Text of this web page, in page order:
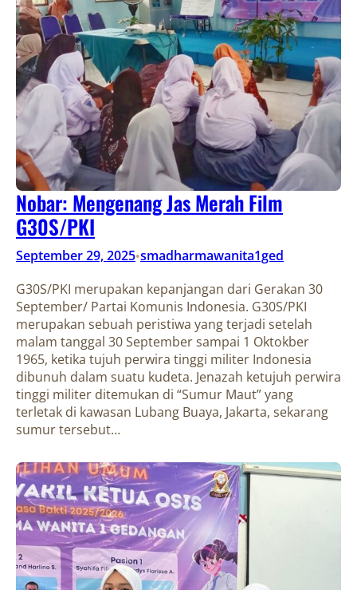
Nobar: Mengenang Jas Merah Film
G30S/PKI
September 29, 2025•smadharmawanita1ged
G30S/PKI merupakan kepanjangan dari Gerakan 30
September/ Partai Komunis Indonesia. G30S/PKI
merupakan sebuah peristiwa yang terjadi setelah
malam tanggal 30 September sampai 1 Oktokber
1965, ketika tujuh perwira tinggi militer Indonesia
dibunuh dalam suatu kudeta. Jenazah ketujuh perwira
tinggi militer ditemukan di “Sumur Maut” yang
terletak di kawasan Lubang Buaya, Jakarta, sekarang
sumur tersebut…